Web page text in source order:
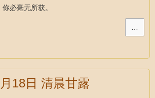
必毫无所获。
…
18日 清晨甘露